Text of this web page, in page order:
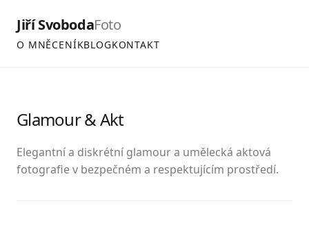
Jiří SvobodaFoto
O MNĚCENÍKBLOGKONTAKT
Glamour & Akt
Elegantní a diskrétní glamour a umělecká aktová
fotografie v bezpečném a respektujícím prostředí.